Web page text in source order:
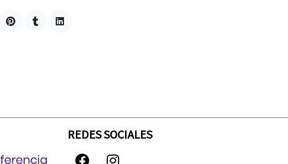
REDES SOCIALES